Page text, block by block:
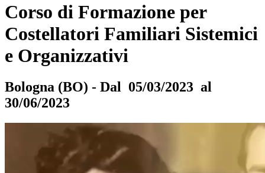
Corso di Formazione per
Costellatori Familiari Sistemici
e Organizzativi
Bologna (BO) - Dal 05/03/2023 al
30/06/2023